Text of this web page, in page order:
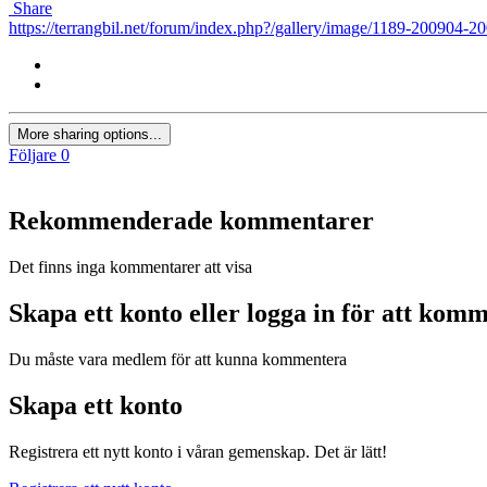
Share
https://terrangbil.net/forum/index.php?/gallery/image/1189-200904-
More sharing options...
Följare 0
Rekommenderade kommentarer
Det finns inga kommentarer att visa
Skapa ett konto eller logga in för att
Du måste vara medlem för att kunna kommentera
Skapa ett konto
Registrera ett nytt konto i våran gemenskap. Det är lätt!